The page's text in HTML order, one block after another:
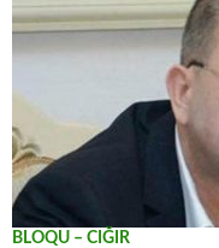
BLOQU – CIĞIR